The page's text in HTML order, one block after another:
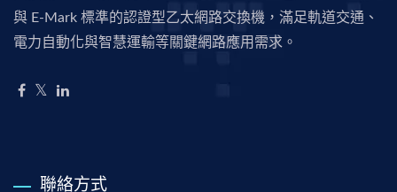
與 E-Mark 標準的認證型乙太網路交換機，滿足軌道交通、
電力自動化與智慧運輸等關鍵網路應用需求。
聯絡方式